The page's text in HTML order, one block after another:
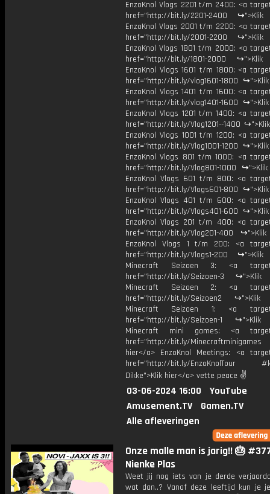
EnzoKnol Vlogs 2201 t/m 2400: <a
href="http://bit.ly/2201-2400 ↪">Klik
EnzoKnol Vlogs 2001 t/m 2200: <a
href="http://bit.ly/2001-2200 ↪">Klik
EnzoKnol Vlogs 1801 t/m 2000: <a
href="http://bit.ly/1801-2000 ↪">Klik
EnzoKnol Vlogs 1601 t/m 1800: <a
href="http://bit.ly/vlog1601-1800
EnzoKnol Vlogs 1401 t/m 1600: <a
href="http://bit.ly/vlog1401-1600
EnzoKnol Vlogs 1201 t/m 1400: <a
href="http://bit.ly/Vlog1201--1400
EnzoKnol Vlogs 1001 t/m 1200: <a
href="http://bit.ly/Vlog1001-1200
EnzoKnol Vlogs 801 t/m 1000: <a
href="http://bit.ly/Vlog801-1000
EnzoKnol Vlogs 601 t/m 800: <a
href="http://bit.ly/Vlogs601-800
EnzoKnol Vlogs 401 t/m 600: <a
href="http://bit.ly/Vlogs401-600
EnzoKnol Vlogs 201 t/m 400: <a
href="http://bit.ly/Vlog201-400
EnzoKnol Vlogs 1 t/m 200: <a
href="http://bit.ly/Vlogs1-200
Minecraft Seizoen 3: <a
href="http://bit.ly/Seizoen-3 ↪">Klik
Minecraft Seizoen 2: <a
href="http://bit.ly/Seizoen2 ↪">Klik
Minecraft Seizoen 1: <a
href="http://bit.ly/Seizoen-1 ↪">Klik
Minecraft mini games: <a
href="http://bit.ly/
hier</a> EnzoKnol Meetings: <a
href="http://bit.ly/EnzoKnolTour
Dikke">Klik hier</a> vette peace ✌
03-06-2024 16:00
YouTube
Amusement.TV
Gamen.TV
Alle afleveringen
Onze malle man is jarig!! 🎂
Nienke Plas
Weet jij nog iets van je derde
wat dan..? Vanaf deze leeftijd kun je